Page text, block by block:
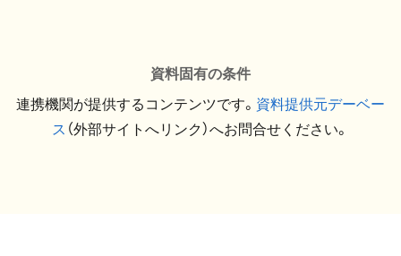
資料固有の条件
連携機関が提供するコンテンツです。 資料提供元デーベー
ス （外部サイトへリンク）へお問合せください。